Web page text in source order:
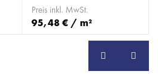
Preis inkl. MwSt.
95,48 € / m²
SB